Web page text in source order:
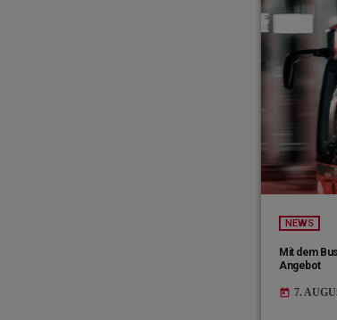
NEWS
Mit dem
Angebot
today 7.